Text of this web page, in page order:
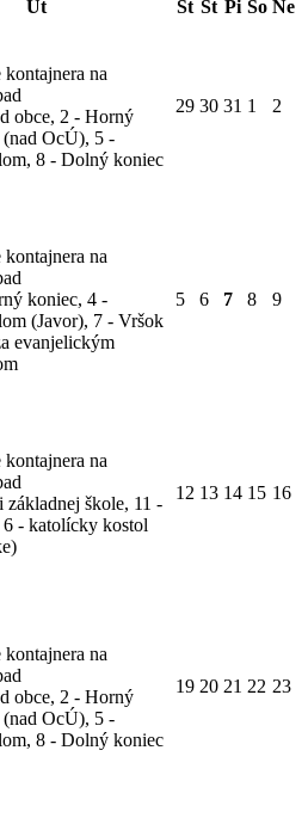
Ut St Št Pi So Ne
kontajnera na
obce, 2 - Horný
OcÚ), 5 -
8 - Dolný koniec
29 30 31 1 2
kontajnera na
koniec, 4 -
(Javor), 7 - Vršok
evanjelickým
5 6 7 8 9
kontajnera na
základnej škole, 11 -
- katolícky kostol
12 13 14 15 16
kontajnera na
obce, 2 - Horný
OcÚ), 5 -
8 - Dolný koniec
19 20 21 22 23